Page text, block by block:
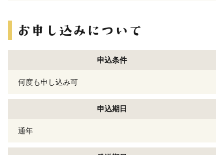
申込条件
何度も申し込み可
申込期日
通年